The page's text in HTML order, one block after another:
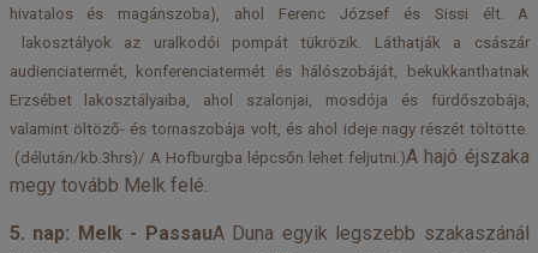
hivatalos és magánszoba), ahol Ferenc József és Sissi élt. A
lakosztályok az uralkodói pompát tükrözik. Láthatják a császár
audienciatermét, konferenciatermét és hálószobáját, bekukkanthatnak
Erzsébet lakosztályaiba, ahol szalonjai, mosdója és fürdőszobája,
valamint öltöző- és tornaszobája volt, és ahol ideje nagy részét töltötte.
(délután/kb.3hrs)/ A Hofburgba lépcsőn lehet feljutni.)A hajó éjszaka
megy tovább Melk felé.
5. nap: Melk - PassauA Duna egyik legszebb szakaszánál